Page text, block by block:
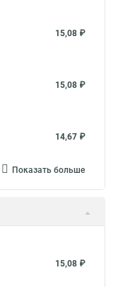
15,08 ₽
15,08 ₽
14,67 ₽
Показать больше
15,08 ₽